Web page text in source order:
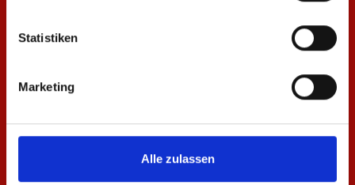
Statistiken
Marketing
Alle zulassen